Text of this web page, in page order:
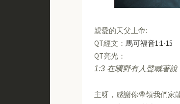
親愛的天父上帝:
QT經文： 馬可福音1:1-15
QT亮光：
1:3 在曠野有人聲喊著說
主呀，感謝你帶領我們家